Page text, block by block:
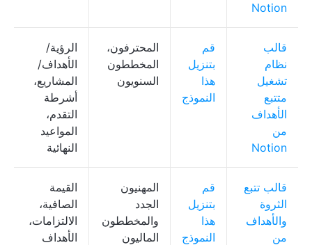
Notion
قالب
نظام
تشغيل
متتبع
الأهداف
من
Notion
قم
بتنزيل
هذا
النموذج
المحترفون،
المخططون
السنويون
الرؤية/
الأهداف/
المشاريع،
أشرطة
التقدم،
المواعيد
النهائية
قالب تتبع
الثروة
والأهداف
من
قم
بتنزيل
هذا
النموذج
المهنيون
الجدد
والمخططون
الماليون
القيمة
الصافية،
الالتزامات،
الأهداف